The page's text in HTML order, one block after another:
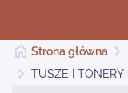
Strona główna
TUSZE I TONERY